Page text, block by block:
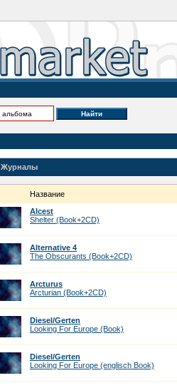
Журналы
Название
Alcest
Shelter (Book+2CD)
Alternative 4
The Obscurants (Book+2CD)
Arcturus
Arcturian (Book+2CD)
Diesel/Gerten
Looking For Europe (Book)
Diesel/Gerten
Looking For Europe (englisch Book)